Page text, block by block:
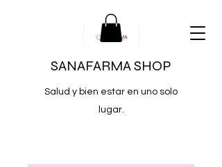
SANAFARMA SHOP
Salud y bien estar en uno solo
lugar.